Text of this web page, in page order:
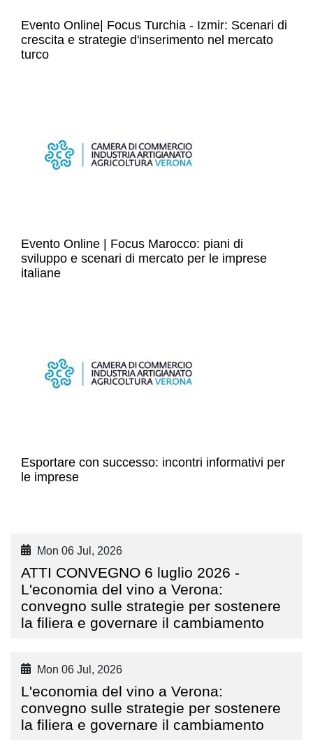
Evento Online| Focus Turchia - Izmir: Scenari di
crescita e strategie d'inserimento nel mercato
turco
Evento Online | Focus Marocco: piani di
sviluppo e scenari di mercato per le imprese
italiane
Esportare con successo: incontri informativi per
le imprese
Mon 06 Jul, 2026
ATTI CONVEGNO 6 luglio 2026 -
L'economia del vino a Verona:
convegno sulle strategie per sostenere
la filiera e governare il cambiamento
Mon 06 Jul, 2026
L'economia del vino a Verona:
convegno sulle strategie per sostenere
la filiera e governare il cambiamento